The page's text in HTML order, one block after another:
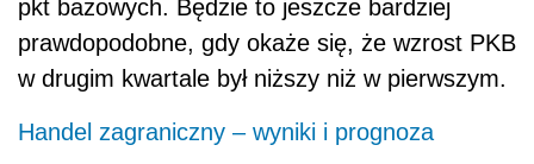
pkt bazowych. Będzie to jeszcze bardziej
prawdopodobne, gdy okaże się, że wzrost PKB
w drugim kwartale był niższy niż w pierwszym.
Handel zagraniczny – wyniki i prognoza